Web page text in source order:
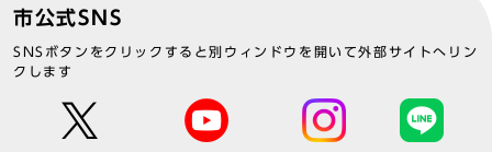
市公式SNS
SNSボタンをクリックすると別ウィンドウを開いて外部サイトへリン
クします